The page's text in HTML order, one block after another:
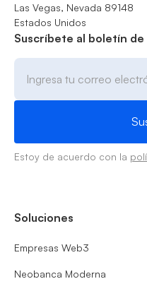
Las Vegas, Nevada 89148
Estados Unidos
Suscríbete al boletín
Estoy de acuerdo con la
Soluciones
Empresas Web3
Neobanca Moderna